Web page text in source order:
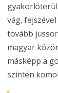
vág,
tovább
magyar
másképp a
szintén